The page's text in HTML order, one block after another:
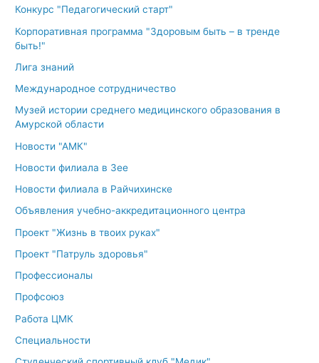
Конкурс "Педагогический старт"
Корпоративная программа "Здоровым быть – в тренде
быть!"
Лига знаний
Международное сотрудничество
Музей истории среднего медицинского образования в
Амурской области
Новости "АМК"
Новости филиала в Зее
Новости филиала в Райчихинске
Объявления учебно-аккредитационного центра
Проект "Жизнь в твоих руках"
Проект "Патруль здоровья"
Профессионалы
Профсоюз
Работа ЦМК
Специальности